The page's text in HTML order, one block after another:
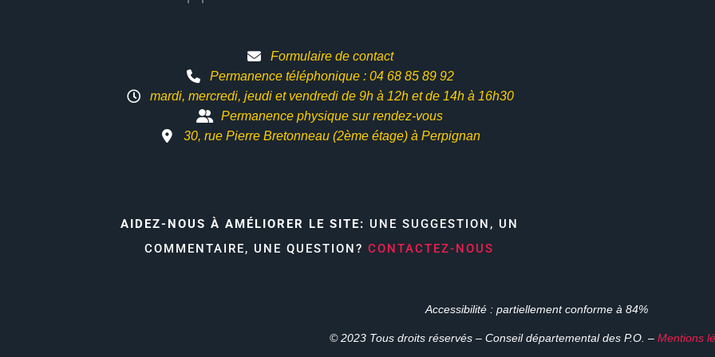
Formulaire de contact
Permanence téléphonique : 04 68 85 89 92
mardi, mercredi, jeudi et vendredi de 9h à 12h etde 14h à 16h30
Permanence physique sur rendez-vous
30, rue Pierre Bretonneau (2ème étage) à Perpignan
AIDEZ-NOUS À AMÉLIORER LE SITE: UNE SUGGESTION, UN
COMMENTAIRE, UNE QUESTION? CONTACTEZ-NOUS
Accessibilité : partiellement conforme à 84%
© 2023 Tous droits réservés – Conseil départemental des P.O. – Mentions